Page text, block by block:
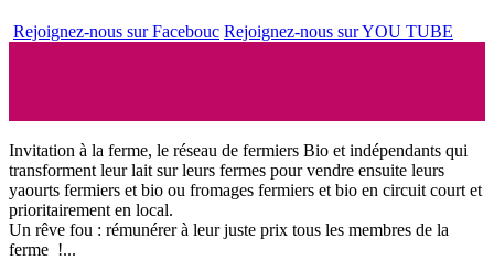
Rejoignez-nous sur Facebouc Rejoignez-nous sur YOU TUBE
Invitation à la ferme, le réseau de fermiers Bio et indépendants qui
transforment leur lait sur leurs fermes pour vendre ensuite leurs
yaourts fermiers et bio ou fromages fermiers et bio en circuit court et
prioritairement en local.
Un rêve fou : rémunérer à leur juste prix tous les membres de la
ferme !...